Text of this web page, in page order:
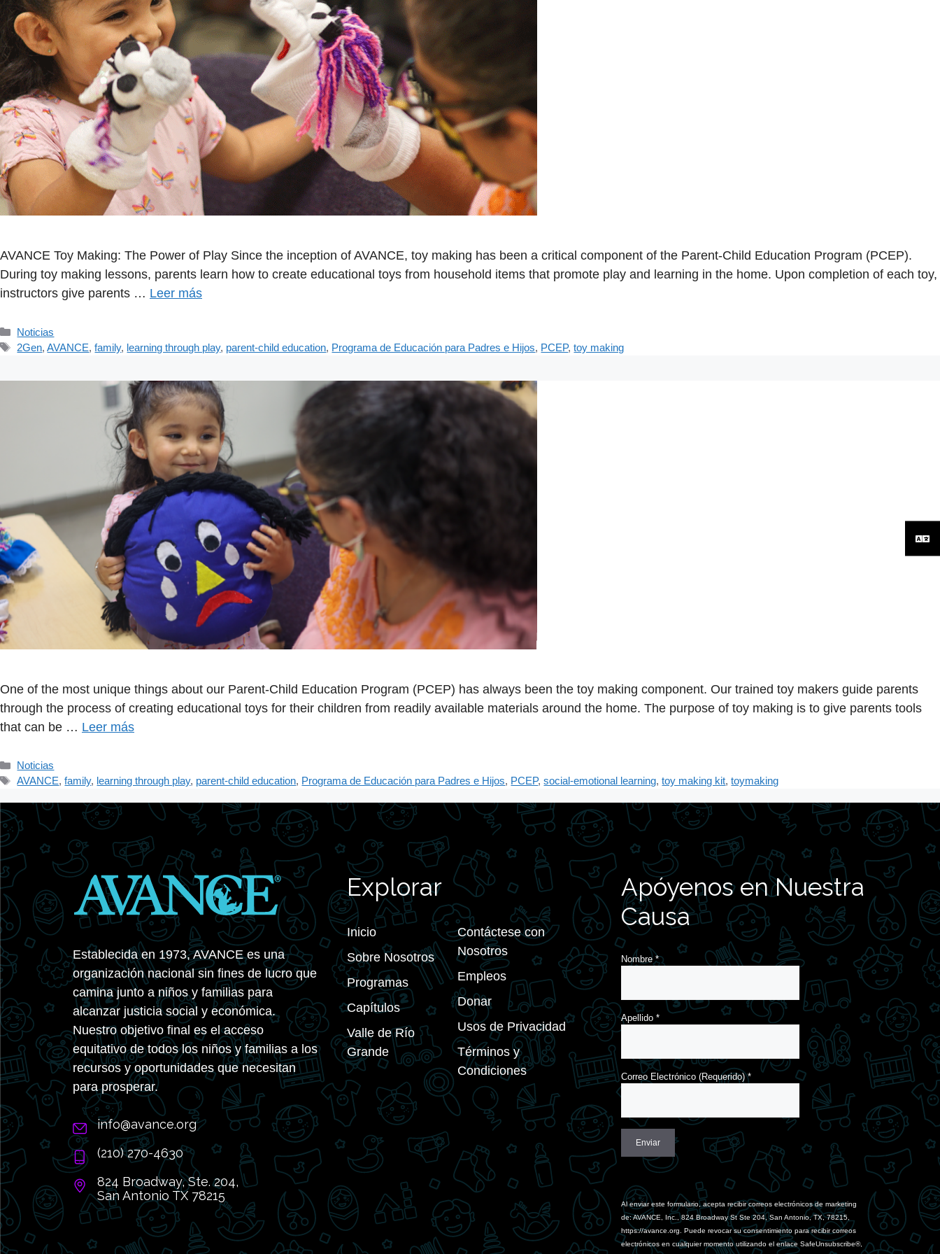
AVANCE Toy Making: The Power of Play Since the inception of AVANCE, toy making has been a critical component of the Parent-Child Education Program (PCEP).
During toy making lessons, parents learn how to create educational toys from household items that promote play and learning in the home. Upon completion of each toy,
instructors give parents … Leer más
Categorías
Noticias
Etiquetas
2Gen,AVANCE,family, learning through play, parent-child education, Programa de Educación para Padres e Hijos, PCEP,toy making
One of the most unique things about our Parent-Child Education Program (PCEP) has always been the toy making component. Our trained toy makers guide parents
through the process of creating educational toys for their children from readily available materials around the home. The purpose of toy making is to give parents tools
that can be … Leer más
Categorías
Noticias
Etiquetas
AVANCE,family, learning through play, parent-child education, Programa de Educación para Padres e Hijos, PCEP,social-emotional learning,toy making kit,toymaking
Establecida en 1973, AVANCE es una
organización nacional sin fines de lucro que
camina junto a niños y familias para
alcanzar justicia social y económica.
Nuestro objetivo final es el acceso
equitativo de todos los niños y familias a los
recursos y oportunidades que necesitan
para prosperar.
info@avance.org
(210) 270-4630
824 Broadway, Ste. 204,
San Antonio TX 78215
Explorar
Inicio
Sobre Nosotros
Programas
Capítulos
Valle de Río
Grande
Contáctese con
Nosotros
Empleos
Donar
Usos de Privacidad
Términos y
Condiciones
Apóyenos en Nuestra
Causa
Nombre*
Apellido *
Correo Electrónico (Requerido)*
Constant
Contact
Use.
Please
leave
this
Al enviar este formulario, acepta recibir correos electrónicos de marketing
de: AVANCE, Inc., 824 Broadway St Ste 204, San Antonio, TX, 78215,
https://avance.org. Puede revocar su consentimiento para recibir correos
electrónicos en cualquier momento utilizando el enlace SafeUnsubscribe®,